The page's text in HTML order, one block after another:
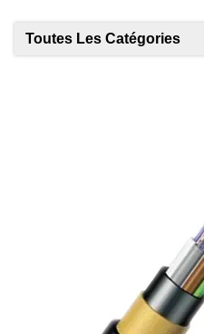
Toutes Les Catégories